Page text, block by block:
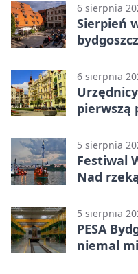
6 sierpnia
Sierpień
6 sierpnia
pierwszą
5 sierpnia
Festiwal
Nad
5 sierpnia
PESA
niemal